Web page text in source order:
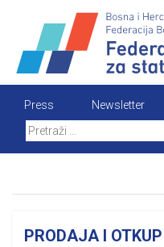
content
Press Newsletter
PRODAJA I OTKUP